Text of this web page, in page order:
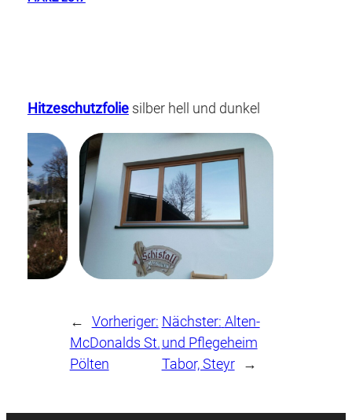
Hitzeschutzfolie silber hell und dunkel
←
Vorheriger:
McDonalds St.
Pölten
Nächster: Alten-
und Pflegeheim
Tabor, Steyr
→